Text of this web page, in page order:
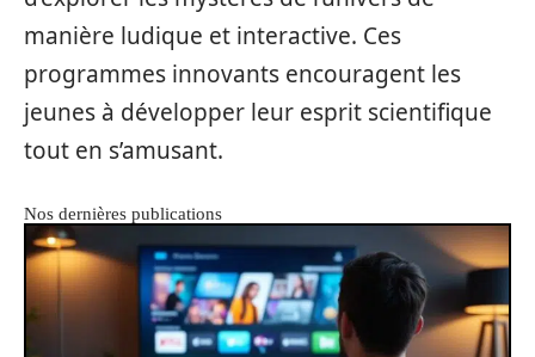
manière ludique et interactive. Ces
programmes innovants encouragent les
jeunes à développer leur esprit scientifique
tout en s’amusant.
Nos dernières publications